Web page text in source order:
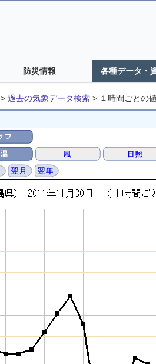
防災情報 各種データ・
> 過去の気象データ検索 > １時間ごとの